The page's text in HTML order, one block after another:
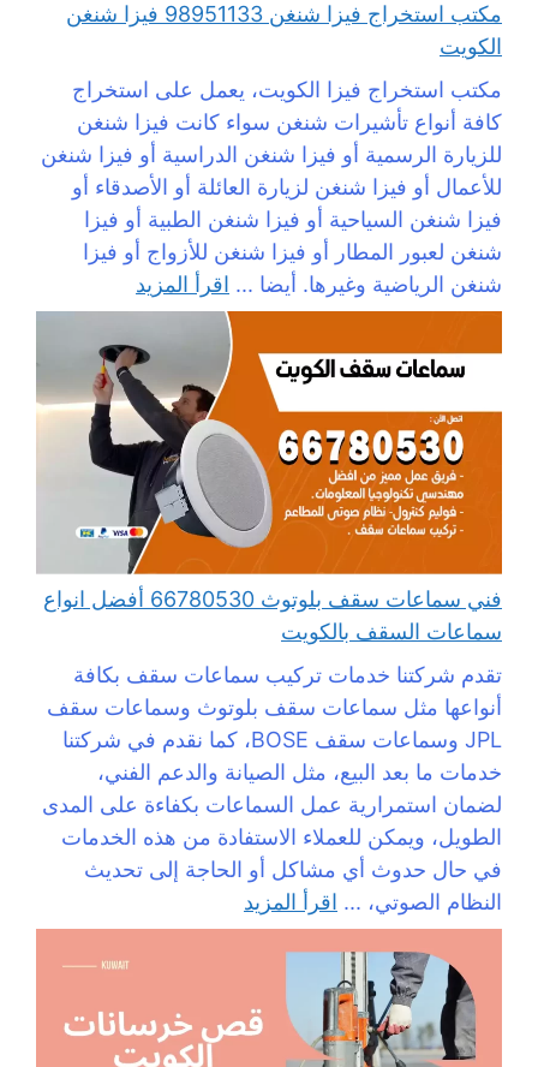
مكتب استخراج فيزا شنغن 98951133 فيزا شنغن
الكويت
مكتب استخراج فيزا الكويت، يعمل على استخراج
كافة أنواع تأشيرات شنغن سواء كانت فيزا شنغن
للزيارة الرسمية أو فيزا شنغن الدراسية أو فيزا شنغن
للأعمال أو فيزا شنغن لزيارة العائلة أو الأصدقاء أو
فيزا شنغن السياحية أو فيزا شنغن الطبية أو فيزا
شنغن لعبور المطار أو فيزا شنغن للأزواج أو فيزا
شنغن الرياضية وغيرها. أيضا ... اقرأ المزيد
فني سماعات سقف بلوتوث 66780530 أفضل انواع
سماعات السقف بالكويت
تقدم شركتنا خدمات تركيب سماعات سقف بكافة
أنواعها مثل سماعات سقف بلوتوث وسماعات سقف
JPL وسماعات سقف BOSE، كما نقدم في شركتنا
خدمات ما بعد البيع، مثل الصيانة والدعم الفني،
لضمان استمرارية عمل السماعات بكفاءة على المدى
الطويل، ويمكن للعملاء الاستفادة من هذه الخدمات
في حال حدوث أي مشاكل أو الحاجة إلى تحديث
النظام الصوتي، ... اقرأ المزيد